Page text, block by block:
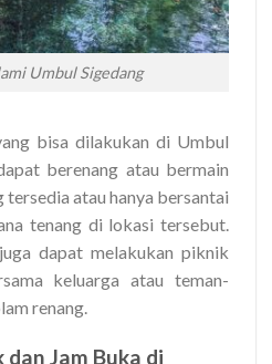
Umbul Sigedang
bisa dilakukan di Umbul
berenang atau bermain
atau hanya bersantai
tenang di lokasi tersebut.
dapat melakukan piknik
keluarga atau teman-
renang.
Jam Buka di